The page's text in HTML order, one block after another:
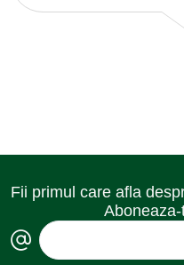
Fii primul care afla